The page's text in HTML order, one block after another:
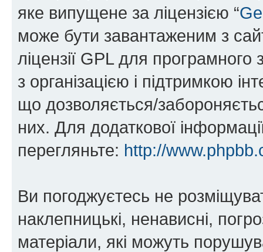
яке випущене за ліцензією “
може бути завантаженим з
ліцензії GPL для
з організацією і підтримкою
що дозволяється/
них. Для додаткової
перегляньте: http://
Ви погоджуєтесь не
наклепницькі, ненависні,
матеріали, які можуть